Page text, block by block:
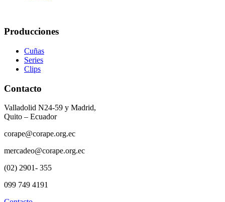
Producciones
Cuñas
Series
Clips
Contacto
Valladolid N24-59 y Madrid,
Quito – Ecuador
corape@corape.org.ec
mercadeo@corape.org.ec
(02) 2901- 355
099 749 4191